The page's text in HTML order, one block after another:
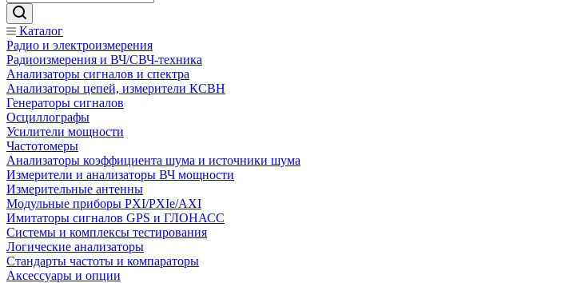
Каталог
Радио и электроизмерения
Радиоизмерения и ВЧ/СВЧ-техника
Анализаторы сигналов и спектра
Анализаторы цепей, измерители КСВН
Генераторы сигналов
Осциллографы
Усилители мощности
Частотомеры
Анализаторы коэффициента шума и источники шума
Измерители и анализаторы ВЧ мощности
Измерительные антенны
Модульные приборы PXI/PXIe/AXI
Имитаторы сигналов GPS и ГЛОНАСС
Системы и комплексы тестирования
Логические анализаторы
Стандарты частоты и компараторы
Аксессуары и опции